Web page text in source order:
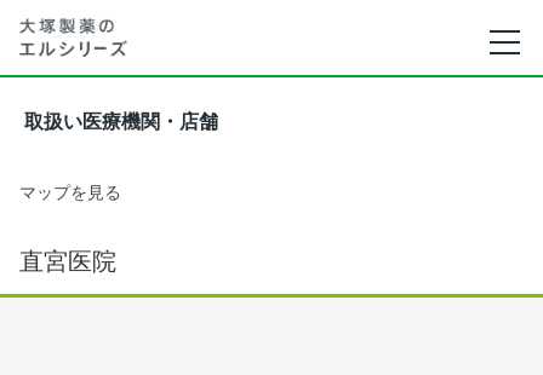
取扱い医療機関・店舗
マップを見る
直宮医院